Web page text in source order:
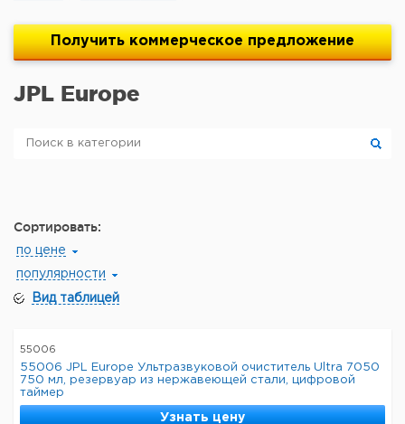
Получить коммерческое предложение
JPL Europe
Сортировать:
по цене
популярности
Вид таблицей
55006
55006 JPL Europe Ультразвуковой очиститель Ultra 7050
750 мл, резервуар из нержавеющей стали, цифровой
таймер
Узнать цену